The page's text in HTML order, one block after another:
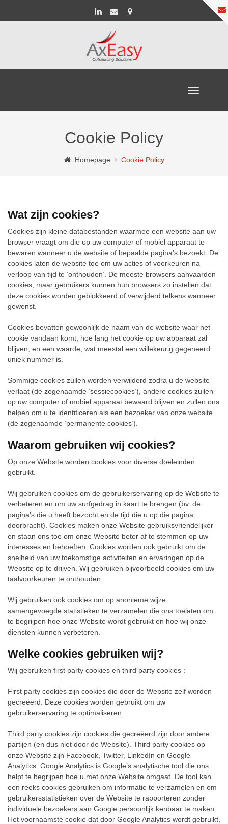
Toggle
Cookie Policy
Homepage Cookie Policy
Wat zijn cookies?
Cookies zijn kleine databestanden waarmee een website aan uw
browser vraagt om die op uw computer of mobiel apparaat te
bewaren wanneer u de website of bepaalde pagina’s bezoekt. De
cookies laten de website toe om uw acties of voorkeuren na
verloop van tijd te ‘onthouden’. De meeste browsers aanvaarden
cookies, maar gebruikers kunnen hun browsers zo instellen dat
deze cookies worden geblokkeerd of verwijderd telkens wanneer
gewenst.
Cookies bevatten gewoonlijk de naam van de website waar het
cookie vandaan komt, hoe lang het cookie op uw apparaat zal
blijven, en een waarde, wat meestal een willekeurig gegeneerd
uniek nummer is.
Sommige cookies zullen worden verwijderd zodra u de website
verlaat (de zogenaamde ‘sessiecookies’), andere cookies zullen
op uw computer of mobiel apparaat bewaard blijven en zullen ons
helpen om u te identificeren als een bezoeker van onze website
(de zogenaamde ‘permanente cookies’).
Waarom gebruiken wij cookies?
Op onze Website worden cookies voor diverse doeleinden
gebruikt.
Wij gebruiken cookies om de gebruikerservaring op de Website te
verbeteren en om uw surfgedrag in kaart te brengen (bv. de
pagina’s die u heeft bezocht en de tijd die u op die pagina
doorbracht). Cookies maken onze Website gebruiksvriendelijker
en staan ons toe om onze Website beter af te stemmen op uw
interesses en behoeften. Cookies worden ook gebruikt om de
snelheid van uw toekomstige activiteiten en ervaringen op de
Website op te drijven. Wij gebruiken bijvoorbeeld cookies om uw
taalvoorkeuren te onthouden.
Wij gebruiken ook cookies om op anonieme wijze
samengevoegde statistieken te verzamelen die ons toelaten om
te begrijpen hoe onze Website wordt gebruikt en hoe wij onze
diensten kunnen verbeteren.
Welke cookies gebruiken wij?
Wij gebruiken first party cookies en third party cookies :
First party cookies zijn cookies die door de Website zelf worden
gecreëerd. Deze cookies worden gebruikt om uw
gebruikerservaring te optimaliseren.
Third party cookies zijn cookies die gecreëerd zijn door andere
partijen (en dus niet door de Website). Third party cookies op
onze Website zijn Facebook, Twitter, LinkedIn en Google
Analytics. Google Analytics is Google’s analytische tool die ons
helpt te begrijpen hoe u met onze Website omgaat. De tool kan
een reeks cookies gebruiken om informatie te verzamelen en om
gebruikersstatistieken over de Website te rapporteren zonder
individuele bezoekers aan Google persoonlijk kenbaar te maken.
Het voornaamste cookie dat door Google Analytics wordt gebruikt,